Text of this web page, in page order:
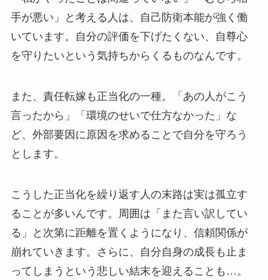
手が悪い」と考える人は、自己防衛本能が強く働
いています。自分の評価を下げたくない、自尊心
を守りたいという気持ちからくるものなんです。
また、責任転嫁も正当化の一種。「あの人がこう
言ったから」「環境のせいで仕方なかった」な
ど、外部要因に原因を求めることで自分を守ろう
とします。
こうした正当化を繰り返す人の末路は実は孤立す
ることが多いんです。周囲は「また言い訳してい
る」と次第に距離を置くようになり、信頼関係が
崩れていきます。さらに、自分自身の成長も止ま
ってしまうという悲しい結末を迎えることも…。